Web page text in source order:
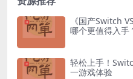
《国产Switch
哪个更值得入手
轻松上手！
一游戏体验